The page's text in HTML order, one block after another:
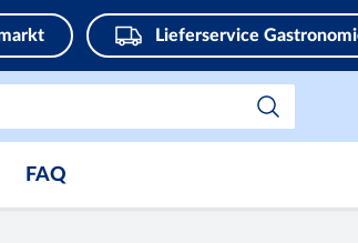
Lieferservice
FAQ